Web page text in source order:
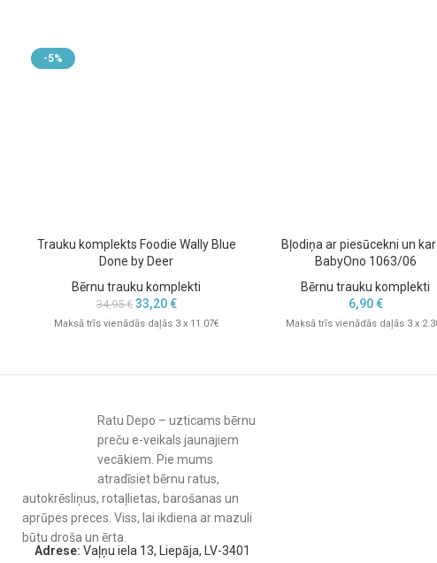
-5%
Trauku komplekts Foodie Wally Blue
Done by Deer
Bērnu trauku komplekti
34,95€ 33,20€
Maksā trīs vienādās daļās 3 x 11.07€
Bļodiņa ar piesūcekni un
BabyOno 1063/06
Bērnu trauku komplekti
6,90€
Maksā trīs vienādās daļās 3 x
Ratu Depo – uzticams bērnu
preču e-veikals jaunajiem
vecākiem. Pie mums
atradīsiet bērnu ratus,
autokrēsliņus, rotaļlietas, barošanas un
aprūpes preces. Viss, lai ikdiena ar mazuli
būtu droša un ērta.
Adrese: Vaļņu iela 13, Liepāja, LV-3401